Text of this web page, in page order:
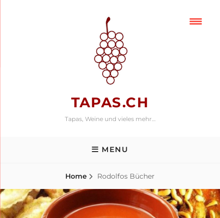
TAPAS.CH
Tapas, Weine und vieles mehr…
MENU
Home Rodolfos Bücher